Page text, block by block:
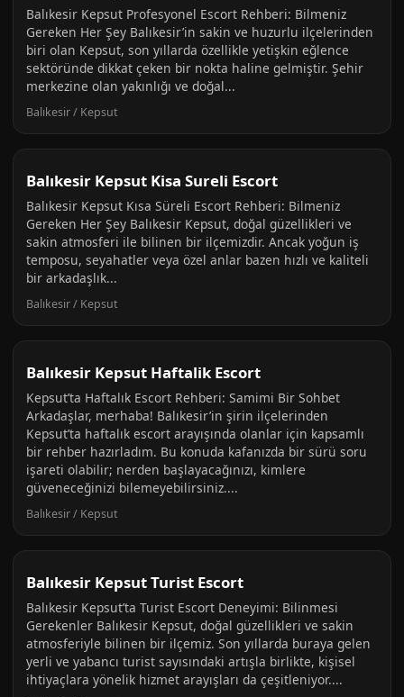
Balıkesir Kepsut Profesyonel Escort Rehberi: Bilmeniz
Gereken Her Şey Balıkesir’in sakin ve huzurlu ilçelerinden
biri olan Kepsut, son yıllarda özellikle yetişkin eğlence
sektöründe dikkat çeken bir nokta haline gelmiştir. Şehir
merkezine olan yakınlığı ve doğal...
Balıkesir / Kepsut
Balıkesir Kepsut Kisa Sureli Escort
Balıkesir Kepsut Kısa Süreli Escort Rehberi: Bilmeniz
Gereken Her Şey Balıkesir Kepsut, doğal güzellikleri ve
sakin atmosferi ile bilinen bir ilçemizdir. Ancak yoğun iş
temposu, seyahatler veya özel anlar bazen hızlı ve kaliteli
bir arkadaşlık...
Balıkesir / Kepsut
Balıkesir Kepsut Haftalik Escort
Kepsut’ta Haftalık Escort Rehberi: Samimi Bir Sohbet
Arkadaşlar, merhaba! Balıkesir’in şirin ilçelerinden
Kepsut’ta haftalık escort arayışında olanlar için kapsamlı
bir rehber hazırladım. Bu konuda kafanızda bir sürü soru
işareti olabilir; nerden başlayacağınızı, kimlere
güveneceğinizi bilemeyebilirsiniz....
Balıkesir / Kepsut
Balıkesir Kepsut Turist Escort
Balıkesir Kepsut’ta Turist Escort Deneyimi: Bilinmesi
Gerekenler Balıkesir Kepsut, doğal güzellikleri ve sakin
atmosferiyle bilinen bir ilçemiz. Son yıllarda buraya gelen
yerli ve yabancı turist sayısındaki artışla birlikte, kişisel
ihtiyaçlara yönelik hizmet arayışları da çeşitleniyor....